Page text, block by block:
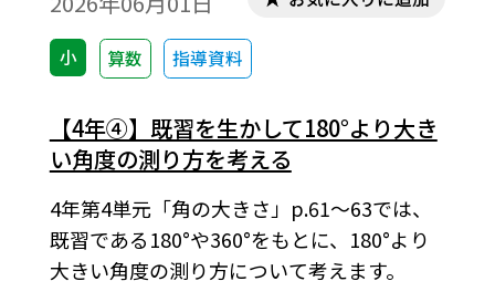
小 算数 指導資料
【4年④】既習を生かして180°より大き
い角度の測り方を考える
4年第4単元「角の大きさ」p.61〜63では、
既習である180°や360°をもとに、180°より
大きい角度の測り方について考えます。